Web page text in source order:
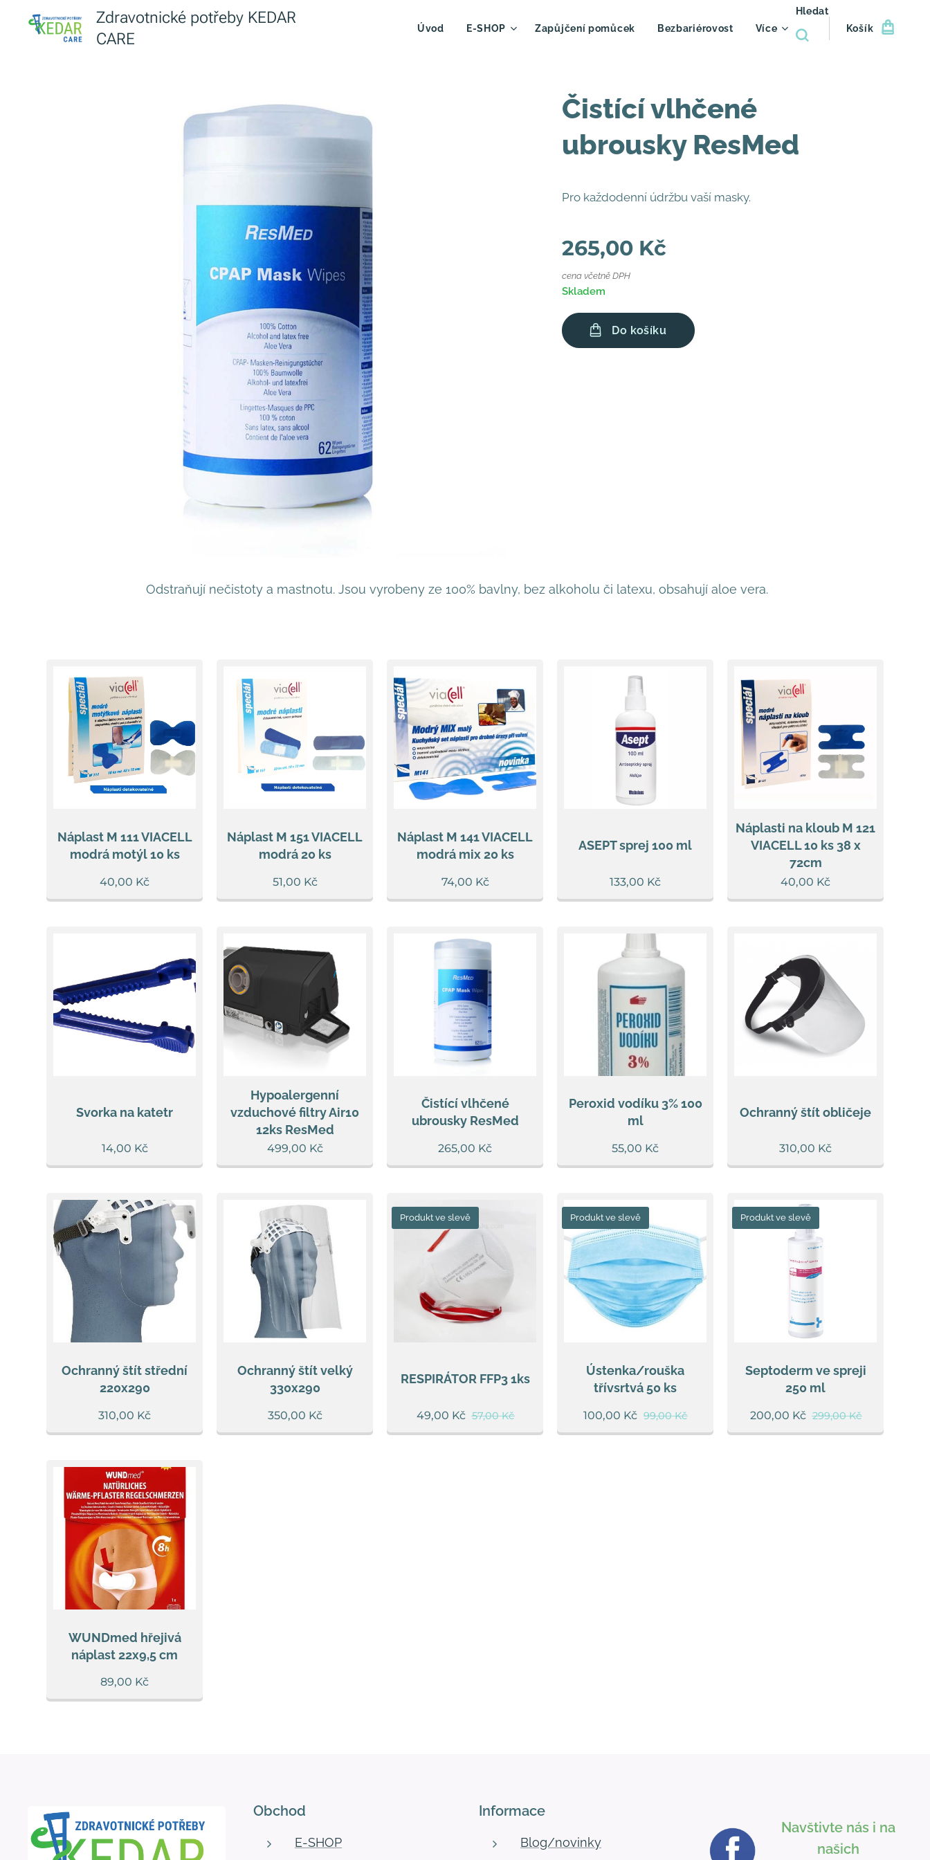
Zdravotnické potřeby KEDAR
CARE
Úvod E-SHOP Zapůjčení pomůcek Bezbariérovost Více
Hledat
Košík
Čistící vlhčené
ubrousky ResMed
Pro každodenní údržbu vaší masky.
265,00 Kč
cena včetně DPH
Skladem
Do košíku
Odstraňují nečistoty a mastnotu. Jsou vyrobeny ze 100% bavlny, bez alkoholu či latexu, obsahují aloe vera.
Náplast M 111 VIACELL
modrá motýl 10 ks
40,00 Kč
Náplast M 151 VIACELL
modrá 20 ks
51,00 Kč
Náplast M 141 VIACELL
modrá mix 20 ks
74,00 Kč
ASEPT sprej 100 ml
133,00 Kč
Náplasti na kloub M 121
VIACELL 10 ks 38 x
72cm
40,00 Kč
Svorka na katetr
14,00 Kč
Hypoalergenní
vzduchové filtry Air10
12ks ResMed
499,00 Kč
Čistící vlhčené
ubrousky ResMed
265,00 Kč
Peroxid vodíku 3% 100
ml
55,00 Kč
Ochranný štít obličeje
310,00 Kč
Ochranný štít střední
220x290
310,00 Kč
Ochranný štít velký
330x290
350,00 Kč
RESPIRÁTOR FFP3 1ks
Produkt ve slevě
49,00 Kč 57,00Kč
Ústenka/rouška
třívsrtvá 50 ks
Produkt ve slevě
100,00 Kč 99,00Kč
Septoderm ve spreji
250 ml
Produkt ve slevě
200,00 Kč 299,00Kč
WUNDmed hřejivá
náplast 22x9,5 cm
89,00 Kč
Obchod
E-SHOP
Informace
Blog/novinky
Navštivte nás i na
našich